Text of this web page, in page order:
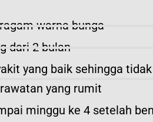
warna bunga
dari 2 bulan
yang baik sehingga tidak
yang rumit
minggu ke 4 setelah